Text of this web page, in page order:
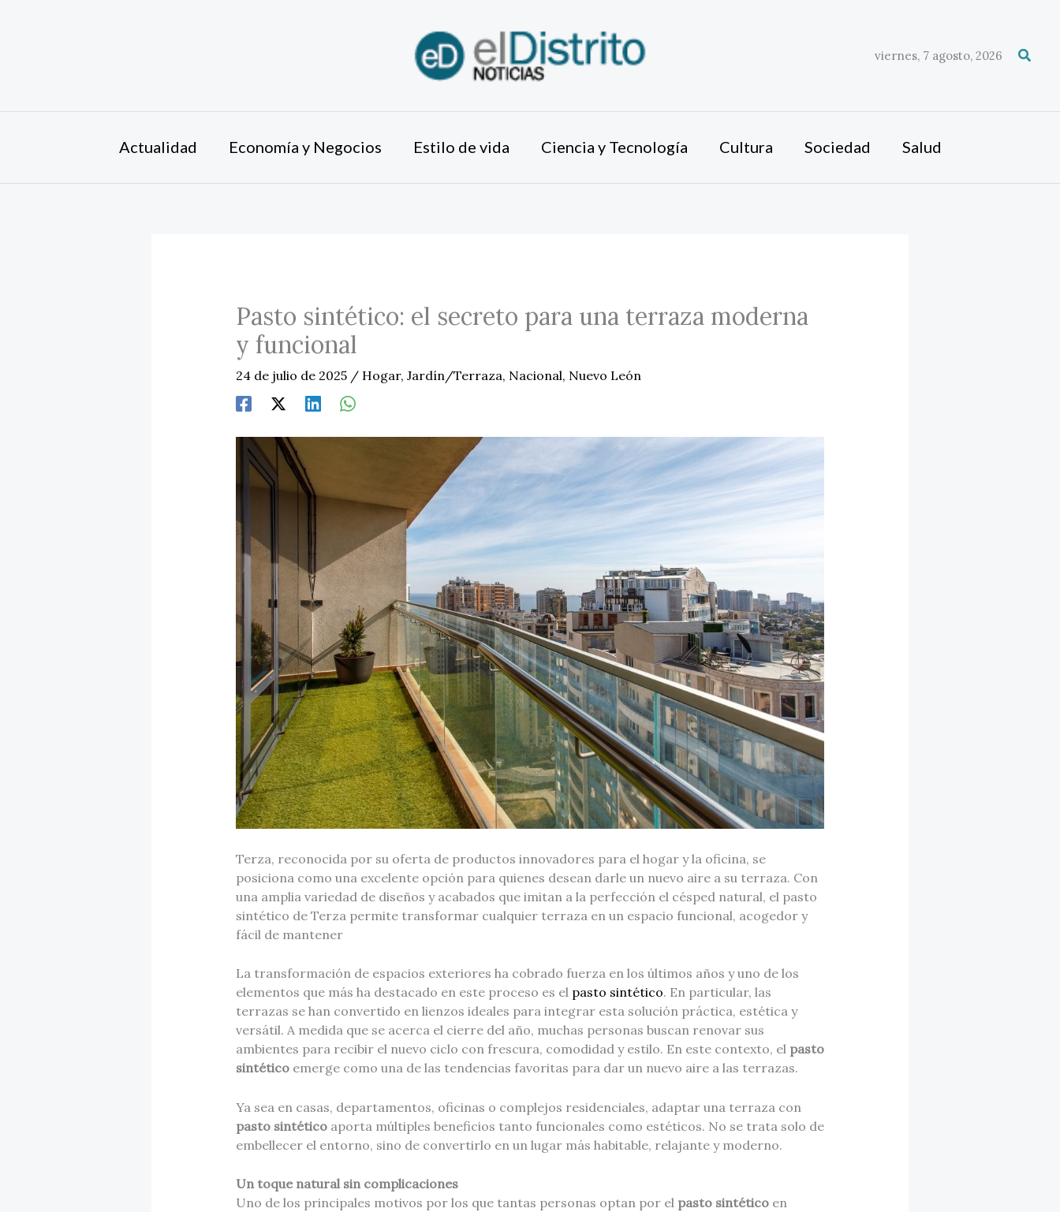
viernes, 7 agosto, 2026
Actualidad Economía y Negocios Estilo de vida Ciencia y Tecnología Cultura Sociedad Salud
Pasto sintético: el secreto para una terraza moderna
y funcional
24 de julio de 2025 / Hogar, Jardín/Terraza, Nacional, Nuevo León
Terza, reconocida por su oferta de productos innovadores para el hogar y la oficina, se
posiciona como una excelente opción para quienes desean darle un nuevo aire a su terraza. Con
una amplia variedad de diseños y acabados que imitan a la perfección el césped natural, el pasto
sintético de Terza permite transformar cualquier terraza en un espacio funcional, acogedor y
fácil de mantener
La transformación de espacios exteriores ha cobrado fuerza en los últimos años y uno de los
elementos que más ha destacado en este proceso es el pasto sintético. En particular, las
terrazas se han convertido en lienzos ideales para integrar esta solución práctica, estética y
versátil. A medida que se acerca el cierre del año, muchas personas buscan renovar sus
ambientes para recibir el nuevo ciclo con frescura, comodidad y estilo. En este contexto, el pasto
sintéticoemerge como una de las tendencias favoritas para dar un nuevo aire a las terrazas.
Ya sea en casas, departamentos, oficinas o complejos residenciales, adaptar una terraza con
pasto sintéticoaporta múltiples beneficios tanto funcionales como estéticos. No se trata solo de
embellecer el entorno, sino de convertirlo en un lugar más habitable, relajante y moderno.
Un toque natural sin complicaciones
Uno de los principales motivos por los que tantas personas optan por el pasto sintéticoen